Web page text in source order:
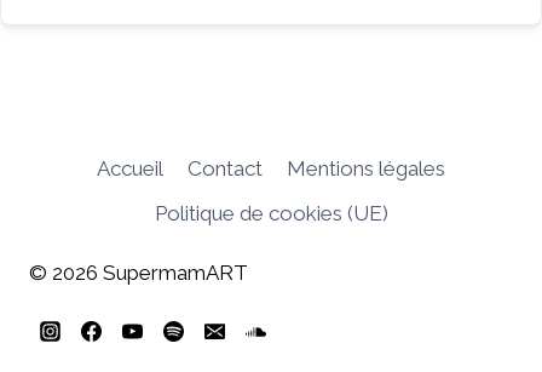
Accueil Contact
Mentions légales
Politique de cookies (UE)
© 2026 SupermamART